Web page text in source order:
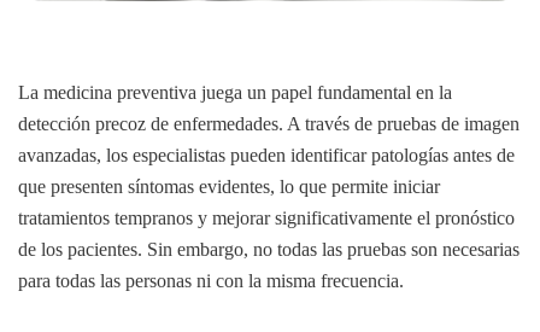
La medicina preventiva juega un papel fundamental en la
detección precoz de enfermedades. A través de pruebas de imagen
avanzadas, los especialistas pueden identificar patologías antes de
que presenten síntomas evidentes, lo que permite iniciar
tratamientos tempranos y mejorar significativamente el pronóstico
de los pacientes. Sin embargo, no todas las pruebas son necesarias
para todas las personas ni con la misma frecuencia.